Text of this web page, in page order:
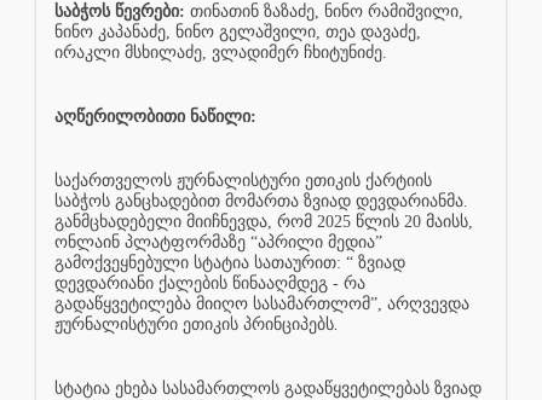
საბჭოს წევრები: თინათინ ზაზაძე, ნინო რამიშვილი,
ნინო კაპანაძე, ნინო გელაშვილი, თეა დავაძე,
ირაკლი მსხილაძე, ვლადიმერ ჩხიტუნიძე.
აღწერილობითი ნაწილი:
საქართველოს ჟურნალისტური ეთიკის ქარტიის
საბჭოს განცხადებით მომართა ზვიად დევდარიანმა.
განმცხადებელი მიიჩნევდა, რომ 2025 წლის 20 მაისს,
ონლაინ პლატფორმაზე “აპრილი მედია”
გამოქვეყნებული სტატია სათაურით: “ ზვიად
დევდარიანი ქალების წინააღმდეგ - რა
გადაწყვეტილება მიიღო სასამართლომ”, არღვევდა
ჟურნალისტური ეთიკის პრინციპებს
სტატია ეხება სასამართლოს გადაწყვეტილებას ზვიად